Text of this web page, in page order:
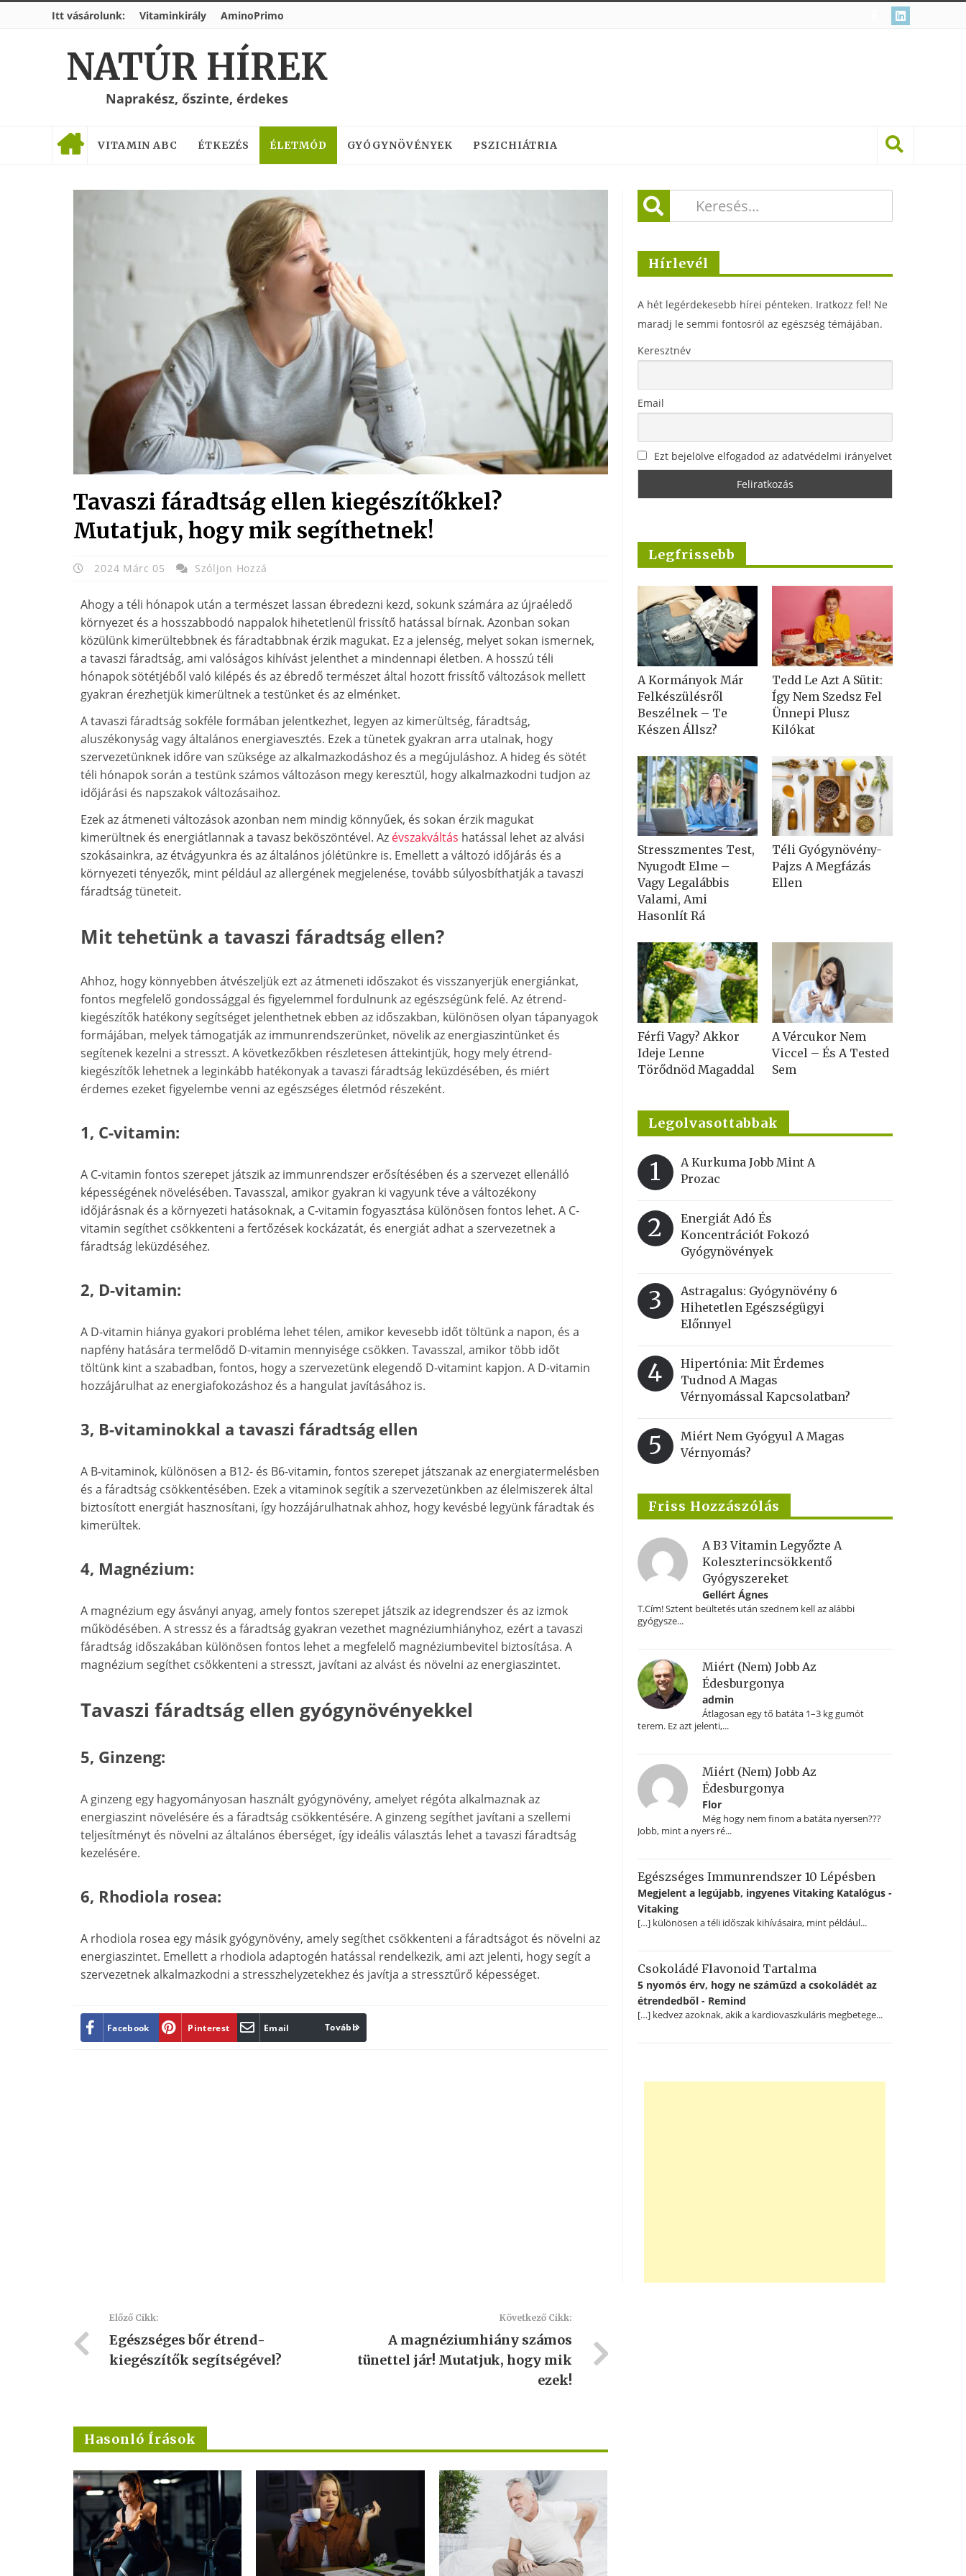
Itt vásárolunk: Vitaminkirály AminoPrimo
NATÚR HÍREK
Naprakész, őszinte, érdekes
VITAMIN ABC ÉTKEZÉS ÉLETMÓD GYÓGYNÖVÉNYEK PSZICHIÁTRIA
Tavaszi fáradtság ellen kiegészítőkkel?
Mutatjuk, hogy mik segíthetnek!
2024 Márc 05 Szóljon Hozzá
Ahogy a téli hónapok után a természet lassan ébredezni kezd, sokunk számára az újraéledő
környezet és a hosszabbodó nappalok hihetetlenül frissítő hatással bírnak. Azonban sokan
közülünk kimerültebbnek és fáradtabbnak érzik magukat. Ez a jelenség, melyet sokan ismernek,
a tavaszi fáradtság, ami valóságos kihívást jelenthet a mindennapi életben. A hosszú téli
hónapok sötétjéből való kilépés és az ébredő természet által hozott frissítő változások mellett
gyakran érezhetjük kimerültnek a testünket és az elménket.
A tavaszi fáradtság sokféle formában jelentkezhet, legyen az kimerültség, fáradtság,
aluszékonyság vagy általános energiavesztés. Ezek a tünetek gyakran arra utalnak, hogy
szervezetünknek időre van szüksége az alkalmazkodáshoz és a megújuláshoz. A hideg és sötét
téli hónapok során a testünk számos változáson megy keresztül, hogy alkalmazkodni tudjon az
időjárási és napszakok változásaihoz.
Ezek az átmeneti változások azonban nem mindig könnyűek, és sokan érzik magukat
kimerültnek és energiátlannak a tavasz beköszöntével. Az évszakváltás hatással lehet az alvási
szokásainkra, az étvágyunkra és az általános jólétünkre is. Emellett a változó időjárás és a
környezeti tényezők, mint például az allergének megjelenése, tovább súlyosbíthatják a tavaszi
fáradtság tüneteit.
Mit tehetünk a tavaszi fáradtság ellen?
Ahhoz, hogy könnyebben átvészeljük ezt az átmeneti időszakot és visszanyerjük energiánkat,
fontos megfelelő gondossággal és figyelemmel fordulnunk az egészségünk felé. Az étrend-
kiegészítők hatékony segítséget jelenthetnek ebben az időszakban, különösen olyan tápanyagok
formájában, melyek támogatják az immunrendszerünket, növelik az energiaszintünket és
segítenek kezelni a stresszt. A következőkben részletesen áttekintjük, hogy mely étrend-
kiegészítők lehetnek a leginkább hatékonyak a tavaszi fáradtság leküzdésében, és miért
érdemes ezeket figyelembe venni az egészséges életmód részeként.
1, C-vitamin:
A C-vitamin fontos szerepet játszik az immunrendszer erősítésében és a szervezet ellenálló
képességének növelésében. Tavasszal, amikor gyakran ki vagyunk téve a változékony
időjárásnak és a környezeti hatásoknak, a C-vitamin fogyasztása különösen fontos lehet. A C-
vitamin segíthet csökkenteni a fertőzések kockázatát, és energiát adhat a szervezetnek a
fáradtság leküzdéséhez.
2, D-vitamin:
A D-vitamin hiánya gyakori probléma lehet télen, amikor kevesebb időt töltünk a napon, és a
napfény hatására termelődő D-vitamin mennyisége csökken. Tavasszal, amikor több időt
töltünk kint a szabadban, fontos, hogy a szervezetünk elegendő D-vitamint kapjon. A D-vitamin
hozzájárulhat az energiafokozáshoz és a hangulat javításához is.
3, B-vitaminokkal a tavaszi fáradtság ellen
A B-vitaminok, különösen a B12- és B6-vitamin, fontos szerepet játszanak az energiatermelésben
és a fáradtság csökkentésében. Ezek a vitaminok segítik a szervezetünkben az élelmiszerek által
biztosított energiát hasznosítani, így hozzájárulhatnak ahhoz, hogy kevésbé legyünk fáradtak és
kimerültek.
4, Magnézium:
A magnézium egy ásványi anyag, amely fontos szerepet játszik az idegrendszer és az izmok
működésében. A stressz és a fáradtság gyakran vezethet magnéziumhiányhoz, ezért a tavaszi
fáradtság időszakában különösen fontos lehet a megfelelő magnéziumbevitel biztosítása. A
magnézium segíthet csökkenteni a stresszt, javítani az alvást és növelni az energiaszintet.
Tavaszi fáradtság ellen gyógynövényekkel
5, Ginzeng:
A ginzeng egy hagyományosan használt gyógynövény, amelyet régóta alkalmaznak az
energiaszint növelésére és a fáradtság csökkentésére. A ginzeng segíthet javítani a szellemi
teljesítményt és növelni az általános éberséget, így ideális választás lehet a tavaszi fáradtság
kezelésére.
6, Rhodiola rosea:
A rhodiola rosea egy másik gyógynövény, amely segíthet csökkenteni a fáradtságot és növelni az
energiaszintet. Emellett a rhodiola adaptogén hatással rendelkezik, ami azt jelenti, hogy segít a
szervezetnek alkalmazkodni a stresszhelyzetekhez és javítja a stressztűrő képességet.
Facebook Pinterest Email Print
Tovább
Előző Cikk:
Egészséges bőr étrend-
kiegészítők segítségével?
Következő Cikk:
A magnéziumhiány számos
tünettel jár! Mutatjuk, hogy mik
ezek!
Hasonló Írások
Hírlevél
A hét legérdekesebb hírei pénteken. Iratkozz fel! Ne
maradj le semmi fontosról az egészség témájában.
Keresztnév
Email
Ezt bejelölve elfogadod az adatvédelmi irányelvet
Legfrissebb
A Kormányok Már
Felkészülésről
Beszélnek – Te
Készen Állsz?
Tedd Le Azt A Sütit:
Így Nem Szedsz Fel
Ünnepi Plusz
Kilókat
Stresszmentes Test,
Nyugodt Elme –
Vagy Legalábbis
Valami, Ami
Hasonlít Rá
Téli Gyógynövény-
Pajzs A Megfázás
Ellen
Férfi Vagy? Akkor
Ideje Lenne
Törődnöd Magaddal
A Vércukor Nem
Viccel – És A Tested
Sem
Legolvasottabbak
1
A Kurkuma Jobb Mint A
Prozac
2
Energiát Adó És
Koncentrációt Fokozó
Gyógynövények
3
Astragalus: Gyógynövény 6
Hihetetlen Egészségügyi
Előnnyel
4
Hipertónia: Mit Érdemes
Tudnod A Magas
Vérnyomással Kapcsolatban?
5
Miért Nem Gyógyul A Magas
Vérnyomás?
Friss Hozzászólás
A B3 Vitamin Legyőzte A
Koleszterincsökkentő
Gyógyszereket
Gellért Ágnes
T.Cím! Sztent beültetés után szednem kell az alábbi
gyógysze...
Miért (nem) Jobb Az
Édesburgonya
admin
Átlagosan egy tő batáta 1–3 kg gumót
terem. Ez azt jelenti,...
Miért (nem) Jobb Az
Édesburgonya
Flor
Még hogy nem finom a batáta nyersen???
Jobb, mint a nyers ré...
Egészséges Immunrendszer 10 Lépésben
Megjelent a legújabb, ingyenes Vitaking Katalógus -
Vitaking
[…] különösen a téli időszak kihívásaira, mint például...
Csokoládé Flavonoid Tartalma
5 nyomós érv, hogy ne száműzd a csokoládét az
étrendedből - Remind
[…] kedvez azoknak, akik a kardiovaszkuláris megbetege...